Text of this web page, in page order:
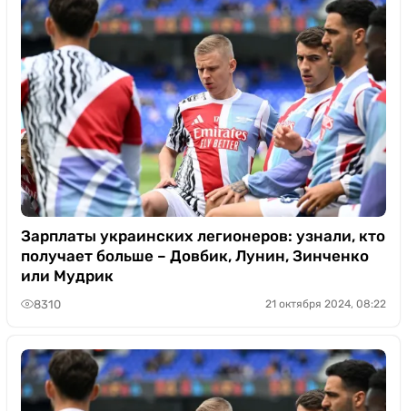
Зарплаты украинских легионеров: узнали, кто
получает больше – Довбик, Лунин, Зинченко
или Мудрик
8310 21 октября 2024, 08:22